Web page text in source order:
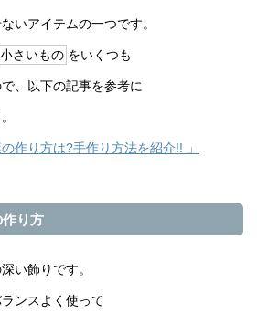
いアイテムの一つです。
小さいもの をいくつも
、以下の記事を参考に
作り方は?手作り方法を紹介!! 」
り方
い飾りです。
ンスよく使って